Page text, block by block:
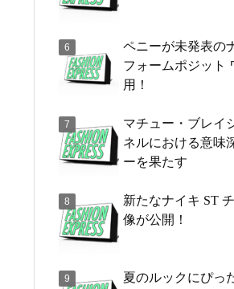
ペニーが未発表の
フォームポジット
用！
マチュー・ブレイ
ネルにおける意味
ーを果たす
新たなナイキ ST
像が公開！
夏のルックにぴっ